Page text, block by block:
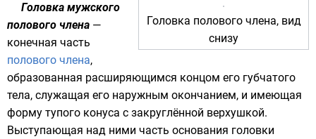
Головка полового члена, вид
снизу
Головка мужского
полового члена —
конечная часть
полового члена,
образованная расширяющимся концом его губчатого
тела, служащая его наружным окончанием, и имеющая
форму тупого конуса с закруглённой верхушкой.
Выступающая над ними часть основания головки